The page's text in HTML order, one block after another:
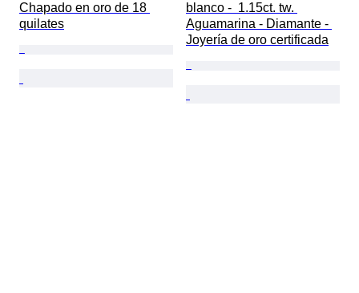
Chapado en oro de 18
quilates
blanco -  1.15ct. tw.
Aguamarina - Diamante -
Joyería de oro certificada